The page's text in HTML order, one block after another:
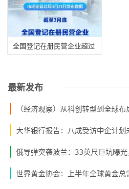
全国登记在册民营企业超过
最新发布
（经济观察）从科创转型到全球布
大华银行报告：八成受访中企计划
俄导弹突袭波兰：33英尺巨坑曝
世界黄金协会：上半年全球黄金总